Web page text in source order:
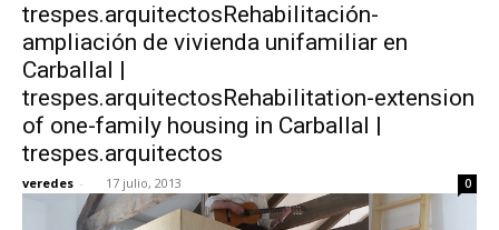
trespes.arquitectosRehabilitación-
ampliación de vivienda unifamiliar en
Carballal |
trespes.arquitectosRehabilitation-extension
of one-family housing in Carballal |
trespes.arquitectos
veredes - 17 julio, 2013 0